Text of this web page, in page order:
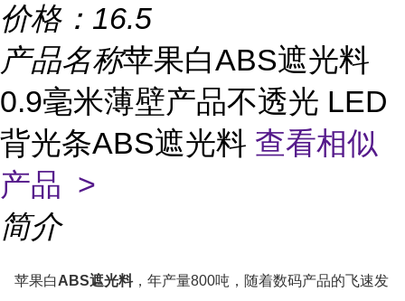
价格： 16.5
产品名称苹果白ABS遮光料
0.9毫米薄壁产品不透光 LED
背光条ABS遮光料 查看相似
产品 >
简介
苹果白ABS遮光料，年产量800吨，随着数码产品的飞速发